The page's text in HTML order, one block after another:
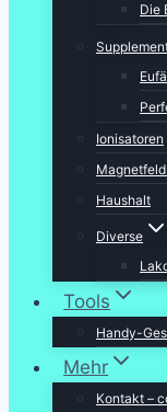
Die
Ionisatoren
Haushalt
Diverse
Tools
Handy-
Mehr
Kontakt –